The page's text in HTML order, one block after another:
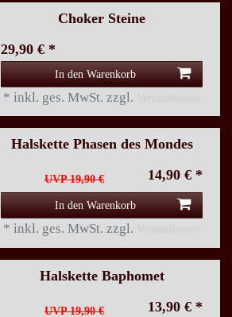
Choker Steine
29,90 € *
In den Warenkorb
* inkl. ges. MwSt. zzgl.
Halskette Phasen des Mondes
UVP 19,90 € 14,90 € *
In den Warenkorb
* inkl. ges. MwSt. zzgl.
Halskette Baphomet
UVP 19,90 € 13,90 € *